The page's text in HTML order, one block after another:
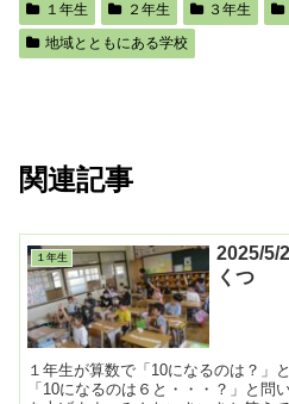
１年生 ２年生 ３年生
地域とともにある学校
関連記事
１年生
2025/5/
くつ
１年生が算数で「10になるのは？」
「10になるのは６と・・・？」と問